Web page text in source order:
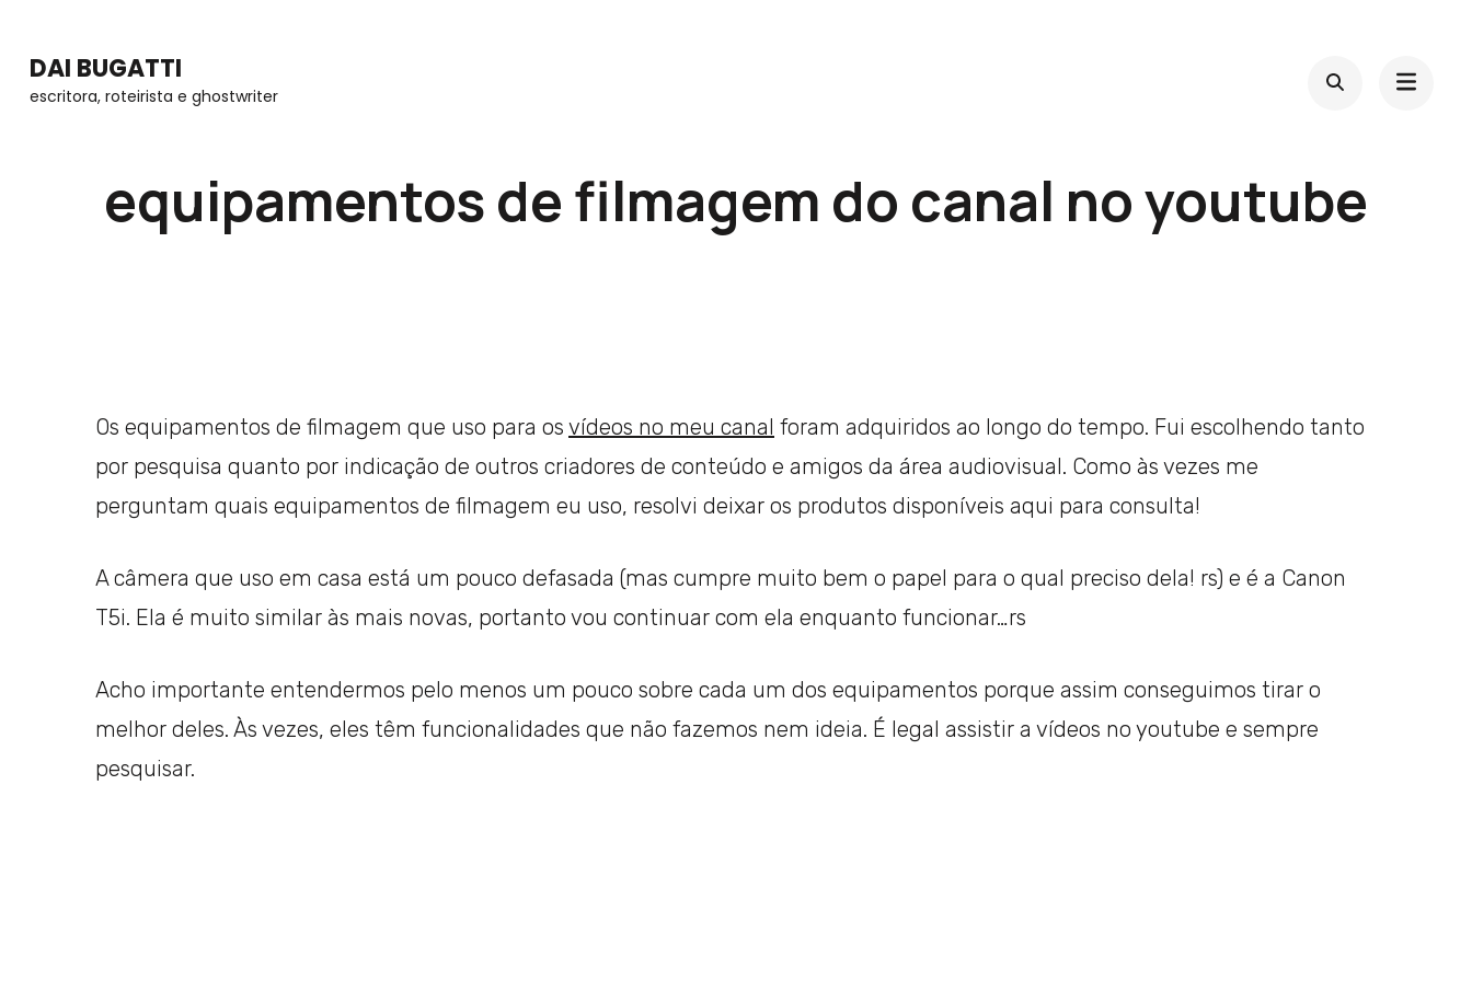
content
DAI BUGATTI
escritora, roteirista e ghostwriter
equipamentos de filmagem do canal no youtube
Os equipamentos de filmagem que uso para os vídeos no meu canal foram adquiridos ao longo do tempo. Fui escolhendo tanto
por pesquisa quanto por indicação de outros criadores de conteúdo e amigos da área audiovisual. Como às vezes me
perguntam quais equipamentos de filmagem eu uso, resolvi deixar os produtos disponíveis aqui para consulta!
A câmera que uso em casa está um pouco defasada (mas cumpre muito bem o papel para o qual preciso dela! rs) e é a Canon
T5i. Ela é muito similar às mais novas, portanto vou continuar com ela enquanto funcionar…rs
Acho importante entendermos pelo menos um pouco sobre cada um dos equipamentos porque assim conseguimos tirar o
melhor deles. Às vezes, eles têm funcionalidades que não fazemos nem ideia. É legal assistir a vídeos no youtube e sempre
pesquisar.